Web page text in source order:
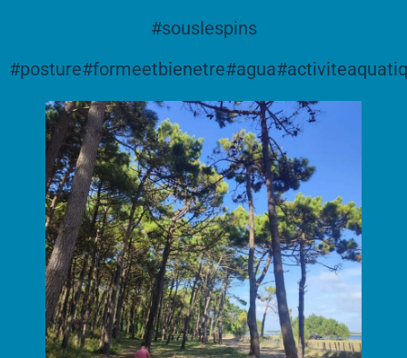
#souslespins
#posture#formeetbienetre#agua